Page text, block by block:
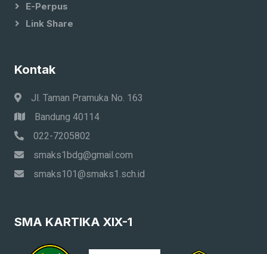
E-Perpus
Link Share
Kontak
Jl. Taman Pramuka No. 163
Bandung 40114
022-7205802
smaks1bdg@gmail.com
smaks101@smaks1.sch.id
SMA KARTIKA XIX-1